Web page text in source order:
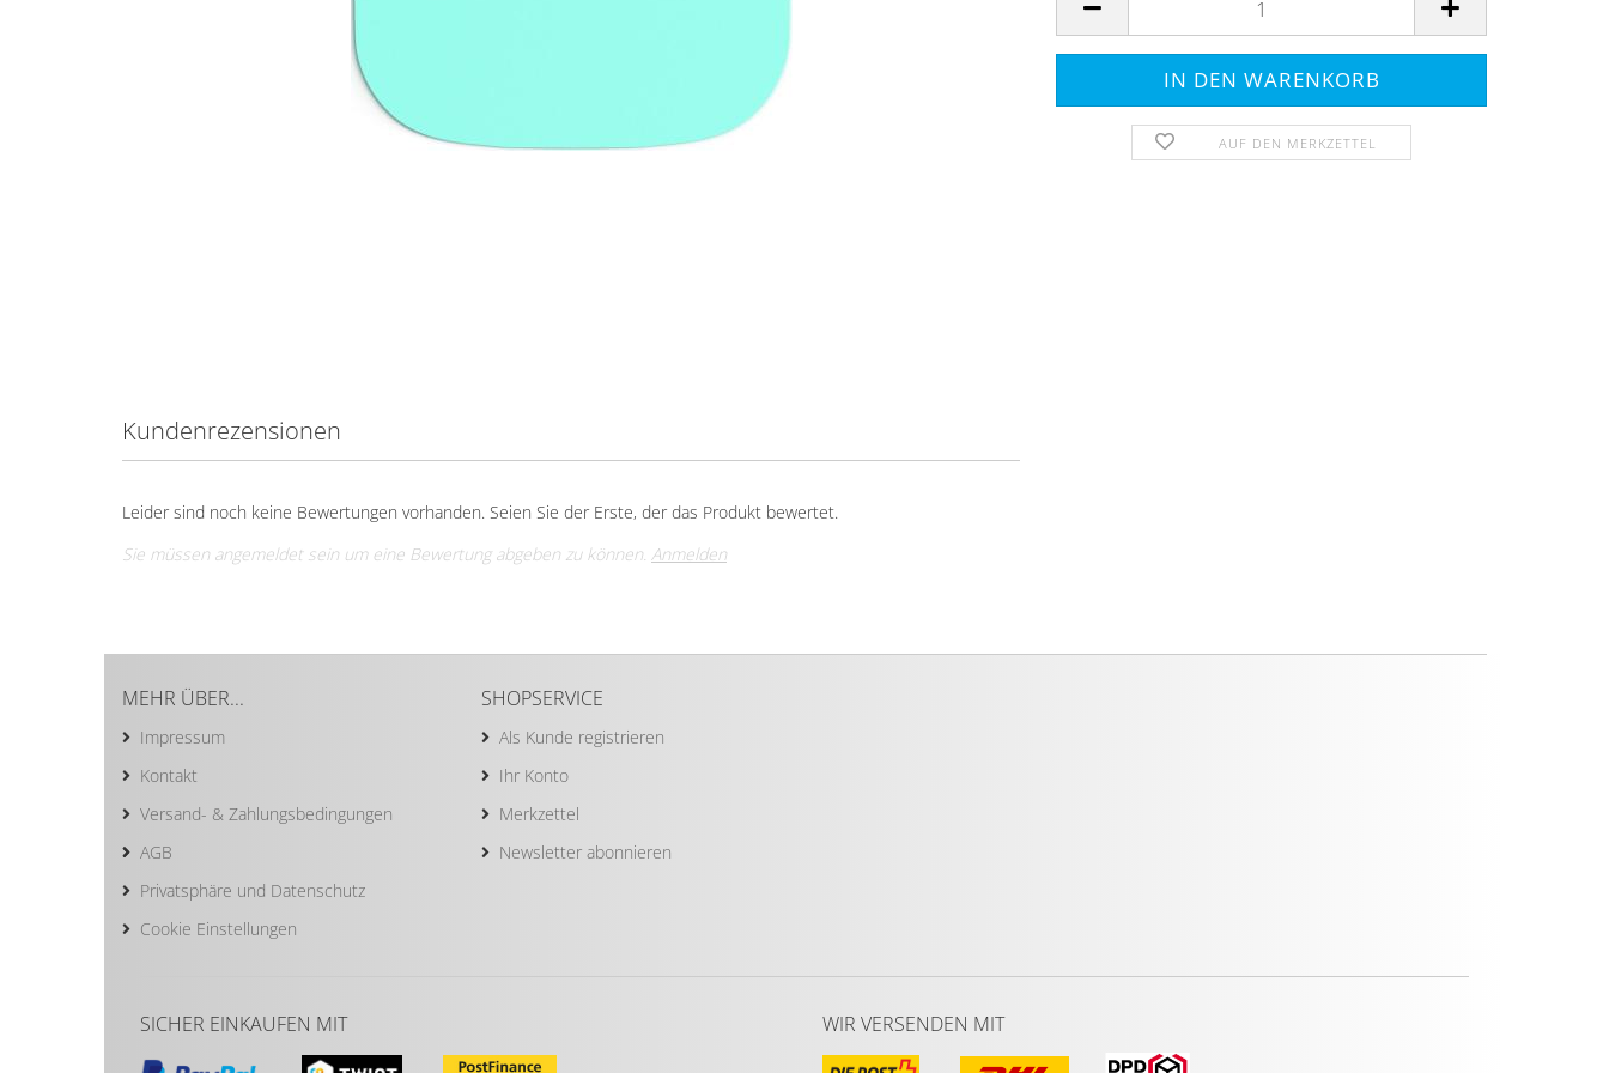
AUF DEN MERKZETTEL
Kundenrezensionen
Leider sind noch keine Bewertungen vorhanden. Seien Sie der Erste, der das Produkt bewertet.
Sie müssen angemeldet sein um eine Bewertung abgeben zu können. Anmelden
MEHR ÜBER...
Impressum
Kontakt
Versand- & Zahlungsbedingungen
AGB
Privatsphäre und Datenschutz
Cookie Einstellungen
SHOPSERVICE
Als Kunde registrieren
Ihr Konto
Merkzettel
Newsletter abonnieren
SICHER EINKAUFEN MIT WIR VERSENDEN MIT